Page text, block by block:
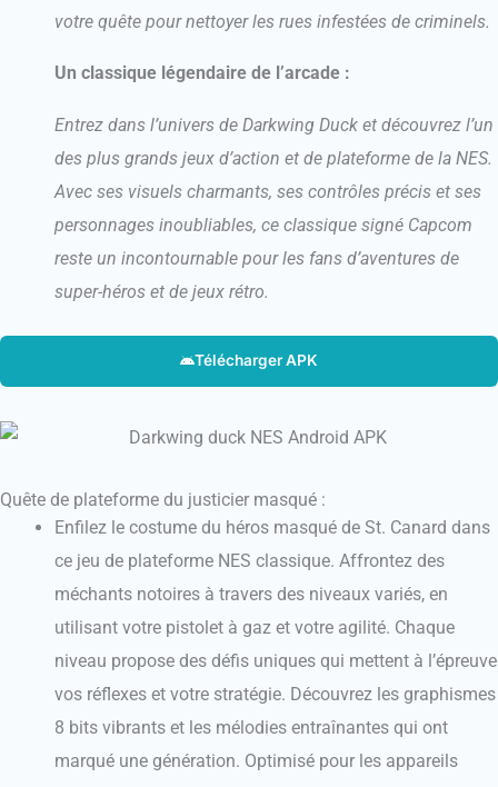
votre quête pour nettoyer les rues infestées de criminels.
Un classique légendaire de l’arcade :
Entrez dans l’univers de Darkwing Duck et découvrez l’un
des plus grands jeux d’action et de plateforme de la NES.
Avec ses visuels charmants, ses contrôles précis et ses
personnages inoubliables, ce classique signé Capcom
reste un incontournable pour les fans d’aventures de
super-héros et de jeux rétro.
Télécharger APK
Quête de plateforme du justicier masqué :
Enfilez le costume du héros masqué de St. Canard dans
ce jeu de plateforme NES classique. Affrontez des
méchants notoires à travers des niveaux variés, en
utilisant votre pistolet à gaz et votre agilité. Chaque
niveau propose des défis uniques qui mettent à l’épreuve
vos réflexes et votre stratégie. Découvrez les graphismes
8 bits vibrants et les mélodies entraînantes qui ont
marqué une génération. Optimisé pour les appareils